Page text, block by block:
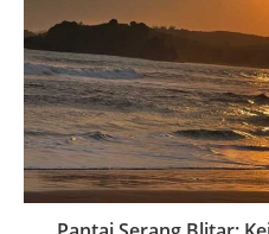
Pantai Serang Blitar:
Pesona
April